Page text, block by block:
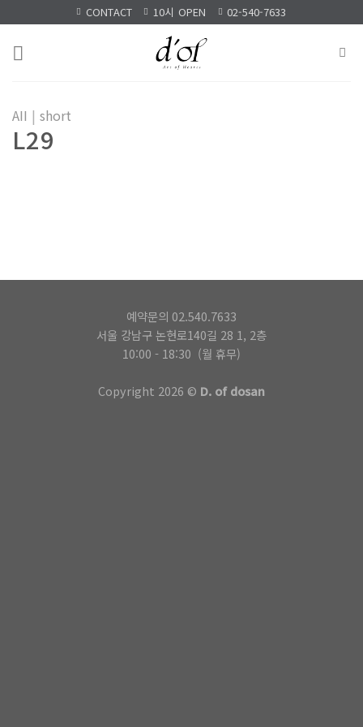
to
content
CONTACT 10시 OPEN 02-540-7633
AII | short
L29
예약문의 02.540.7633
서울 강남구 논현로140길 28 1, 2층
10:00 - 18:30 (월 휴무)
Copyright 2026 © D. of dosan